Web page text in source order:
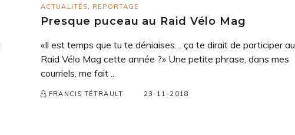
ACTUALITÉS, REPORTAGE
Presque puceau au Raid Vélo Mag
«Il est temps que tu te déniaises… ça te dirait de participer au
Raid Vélo Mag cette année ?» Une petite phrase, dans mes
courriels, me fait ...
FRANCIS TÉTRAULT 23-11-2018